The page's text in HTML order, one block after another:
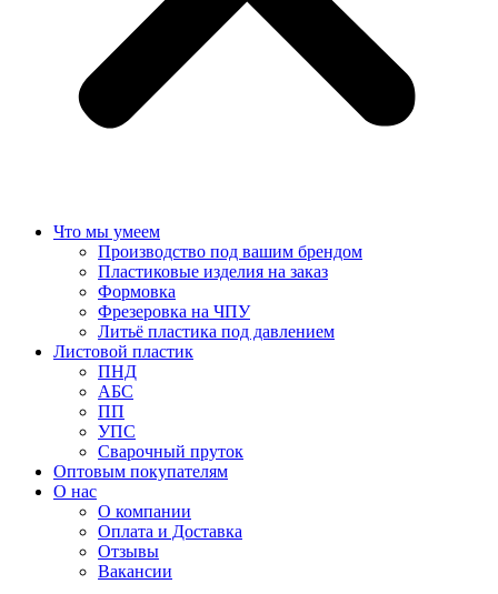
Что мы умеем
Производство под вашим брендом
Пластиковые изделия на заказ
Формовка
Фрезеровка на ЧПУ
Литьё пластика под давлением
Листовой пластик
ПНД
АБС
ПП
УПС
Сварочный пруток
Оптовым покупателям
О нас
О компании
Оплата и Доставка
Отзывы
Вакансии